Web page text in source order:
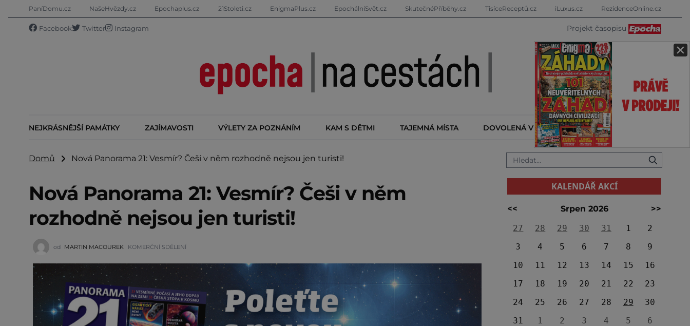
×
PaníDomu.cz NašeHvězdy.cz Epochaplus.cz 21Stoleti.cz EnigmaPlus.cz EpochálníSvět.cz SkutečnéPříběhy.cz TisíceReceptů.cz iLuxus.cz RezidenceOnline.cz
Facebook Twitter Instagram Projekt časopisu
NEJKRÁSNĚJŠÍ PAMÁTKY ZAJÍMAVOSTI VÝLETY ZA POZNÁNÍM KAM S DĚTMI TAJEMNÁ MÍSTA DOVOLENÁ V ZAHRANIČÍ KALENDÁŘ AKCÍ
Domů Nová Panorama 21: Vesmír? Češi v něm rozhodně nejsou jen turisti!
Nová Panorama 21: Vesmír? Češi v něm
rozhodně nejsou jen turisti!
od MARTIN MACOUREK KOMERČNÍ SDĚLENÍ
KALENDÁŘ AKCÍ
<< Srpen 2026
>>
27
28 29 30 31 1
2
3
4 5 6 7 8
9
10
11 12 13 14 15
16
17
18 19 20 21 22
23
24
25 26 27 28 29
30
31
1 2 3 4 5 6